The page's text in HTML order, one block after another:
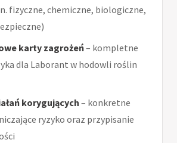
fizyczne, chemiczne, biologiczne,
karty zagrożeń– kompletne
dla Laborant w hodowli roślin
korygujących – konkretne
ryzyko oraz przypisanie